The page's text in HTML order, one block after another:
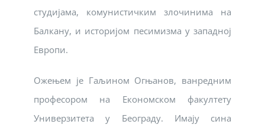
студијама, комунистичким злочинима на
Балкану, и историјом песимизма у западној
Европи.
Ожењем је Гаљином Огњанов, ванредним
професором на Економском факултету
Универзитета у Београду. Имају сина